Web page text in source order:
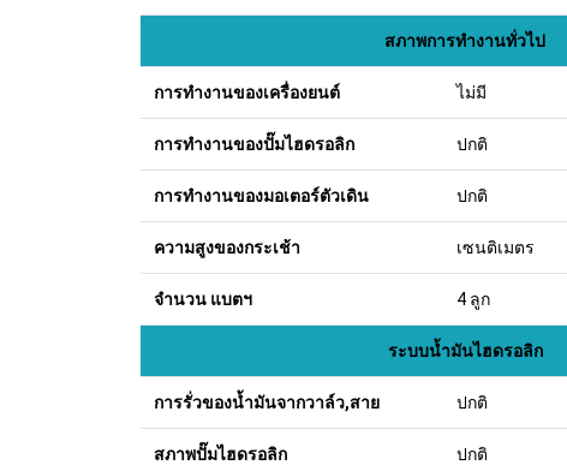
สภาพการทำงานทั่วไป
การทำงานของเครื่องยนต์ ไม่มี
การทำงานของปั๊มไฮดรอลิก ปกติ
การทำงานของมอเตอร์ตัวเดิน ปกติ
ความสูงของกระเช้า เซนติเมตร
จำนวน แบตฯ 4 ลูก
ระบบน้ำมันไฮดรอลิก
การรั่วของน้ำมันจากวาล์ว,สาย ปกติ
สภาพปั๊มไฮดรอลิก ปกติ